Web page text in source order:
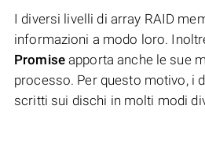
I diversi livelli di array RAID
informazioni a modo loro.
Promiseapporta anche le sue
processo. Per questo motivo, i
scritti sui dischi in molti modi